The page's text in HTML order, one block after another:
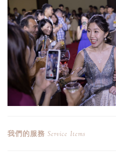
我們的服務 Service Items